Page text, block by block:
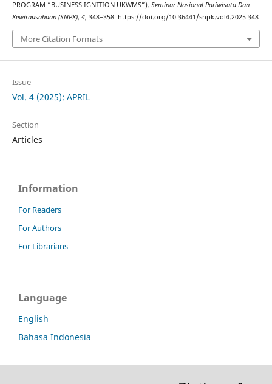
PROGRAM “BUSINESS IGNITION UKWMS”). Seminar Nasional Pariwisata Dan
Kewirausahaan (SNPK), 4, 348–358. https://doi.org/10.36441/snpk.vol4.2025.348
More Citation Formats
Issue
Vol. 4 (2025): APRIL
Section
Articles
Information
For Readers
For Authors
For Librarians
Language
English
Bahasa Indonesia